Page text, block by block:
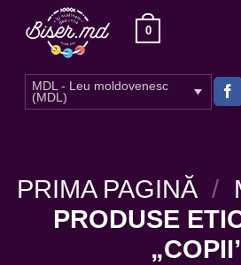
0
MDL - Leu moldovenesc
(MDL)
PRIMA PAGINĂ /
PRODUSE